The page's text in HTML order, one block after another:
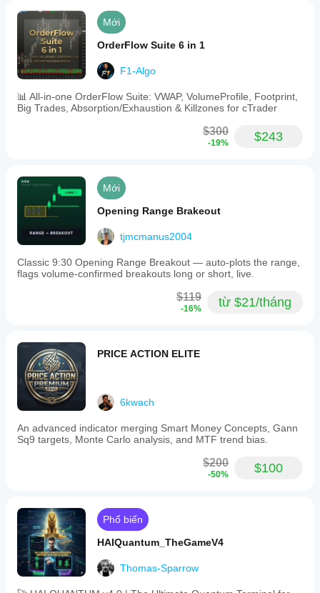
Mới
OrderFlow Suite 6 in 1
F1-Algo
📊 All-in-one OrderFlow Suite: VWAP, VolumeProfile, Footprint,
Big Trades, Absorption/Exhaustion & Killzones for cTrader
$300
-19% $243
Mới
Opening Range Brakeout
tjmcmanus2004
Classic 9:30 Opening Range Breakout — auto-plots the range,
flags volume-confirmed breakouts long or short, live.
$119
-16% từ $21/tháng
PRICE ACTION ELITE
6kwach
An advanced indicator merging Smart Money Concepts, Gann
Sq9 targets, Monte Carlo analysis, and MTF trend bias.
$200
-50% $100
Phổ biến
HAIQuantum_TheGameV4
Thomas-Sparrow